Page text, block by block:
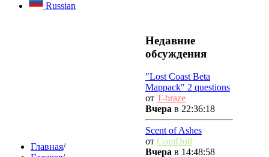
Russian
Главная/
Недавние
обсуждения
"Lost Coast Beta
Mappack" 2 questions
от T-braze
Вчера в 22:36:18
Scent of Ashes
от ComDoll
Вчера в 14:48:58